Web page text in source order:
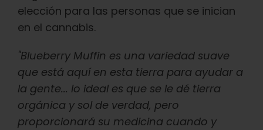
elección para las personas que se inician
en el cannabis.
"Blueberry Muffin es una variedad suave
que está aquí en esta tierra para ayudar a
la gente... lo ideal es que se le dé tierra
orgánica y sol de verdad, pero
proporcionará su medicina cuando y